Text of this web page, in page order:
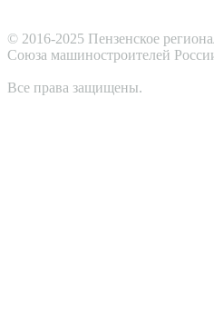
© 2016-2025 Пензенское
Cоюза машиностроителей
Все права защищены.